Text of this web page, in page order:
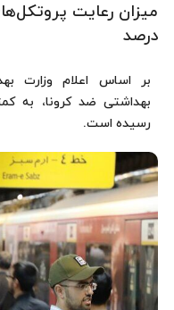
درصد
بر اساس اعلام وزارت
بهداشتی ضد کرونا، به
رسیده است.